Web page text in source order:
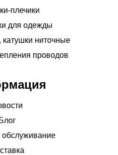
плечики
для одежды
ниточные
проводов
Блог